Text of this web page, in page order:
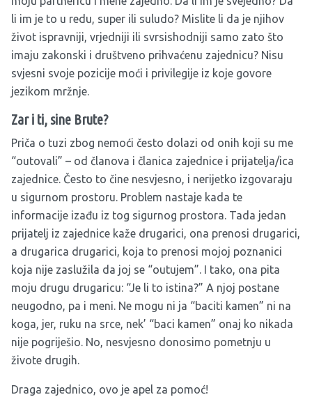
li im je to u redu, super ili suludo? Mislite li da je njihov
život ispravniji, vrjedniji ili svrsishodniji samo zato što
imaju zakonski i društveno prihvaćenu zajednicu? Nisu
svjesni svoje pozicije moći i privilegije iz koje govore
jezikom mržnje.
Zar i ti, sine Brute?
Priča o tuzi zbog nemoći često dolazi od onih koji su me
“outovali” – od članova i članica zajednice i prijatelja/ica
zajednice. Često to čine nesvjesno, i nerijetko izgovaraju
u sigurnom prostoru. Problem nastaje kada te
informacije izađu iz tog sigurnog prostora. Tada jedan
prijatelj iz zajednice kaže drugarici, ona prenosi drugarici,
a drugarica drugarici, koja to prenosi mojoj poznanici
koja nije zaslužila da joj se “outujem”. I tako, ona pita
moju drugu drugaricu: “Je li to istina?” A njoj postane
neugodno, pa i meni. Ne mogu ni ja “baciti kamen” ni na
koga, jer, ruku na srce, nek’ “baci kamen” onaj ko nikada
nije pogriješio. No, nesvjesno donosimo pometnju u
živote drugih.
Draga zajednico, ovo je apel za pomoć!